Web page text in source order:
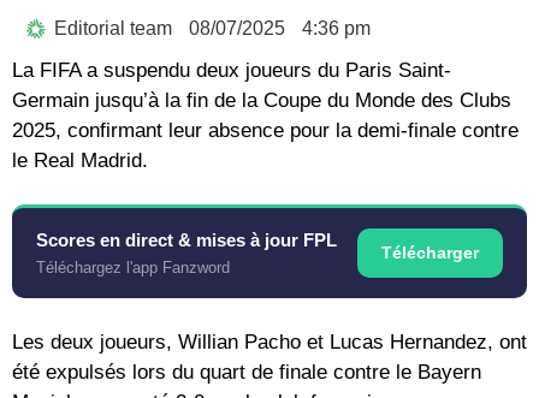
Editorial team 08/07/2025 4:36 pm
La FIFA a suspendu deux joueurs du Paris Saint-
Germain jusqu’à la fin de la Coupe du Monde des Clubs
2025, confirmant leur absence pour la demi-finale contre
le Real Madrid.
Scores en direct & mises à jour FPL
Téléchargez l'app Fanzword
Télécharger
Les deux joueurs, Willian Pacho et Lucas Hernandez, ont
été expulsés lors du quart de finale contre le Bayern